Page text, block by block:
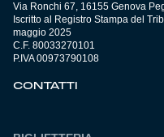
Via Ronchi 67, 16155 Genova
Iscritto al Registro Stampa del
maggio 2025
C.F. 80033270101
P.IVA 00973790108
CONTATTI